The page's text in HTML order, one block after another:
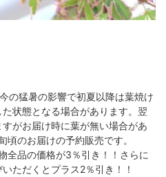
の猛暑の影響で初夏以降は葉焼け
状態となる場合があります。翌
がお届け時に葉が無い場合があ
のお届けの予約販売です。
全品の価格が3％引き！！さらに
ただくとプラス2％引き！！